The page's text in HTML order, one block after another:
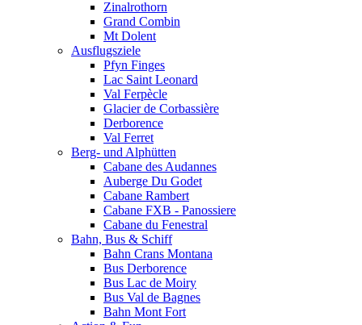
Zinalrothorn
Grand Combin
Mt Dolent
Ausflugsziele
Pfyn Finges
Lac Saint Leonard
Val Ferpècle
Glacier de Corbassière
Derborence
Val Ferret
Berg- und Alphütten
Cabane des Audannes
Auberge Du Godet
Cabane Rambert
Cabane FXB - Panossiere
Cabane du Fenestral
Bahn, Bus & Schiff
Bahn Crans Montana
Bus Derborence
Bus Lac de Moiry
Bus Val de Bagnes
Bahn Mont Fort